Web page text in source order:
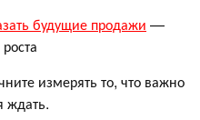
будущие продажи —
измерять то, что важно
ждать.